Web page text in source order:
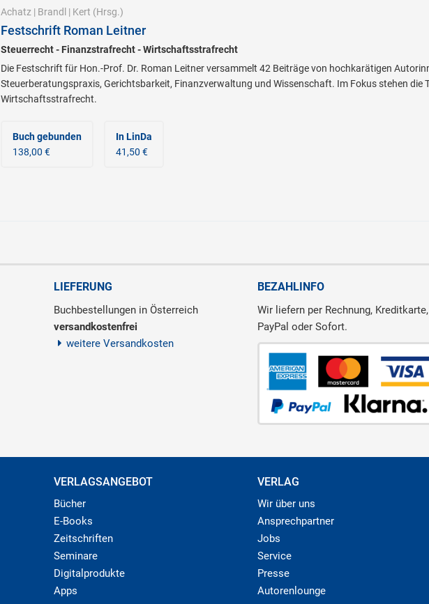
Achatz| Brandl | Kert (Hrsg.)
Festschrift Roman Leitner
Steuerrecht - Finanzstrafrecht - Wirtschaftsstrafrecht
Die Festschrift für Hon.-Prof. Dr. Roman Leitner versammelt 42 Beiträge von hochkarätigen
Steuerberatungspraxis, Gerichtsbarkeit, Finanzverwaltung und Wissenschaft. Im Fokus stehen die
Wirtschaftsstrafrecht.
Buch gebunden
138,00 €
In LinDa
41,50 €
LIEFERUNG
Buchbestellungen in Österreich
versandkostenfrei
weitere Versandkosten
BEZAHLINFO
Wir liefern per Rechnung, Kreditkarte,
PayPal oder Sofort.
VERLAGSANGEBOT
Bücher
E-Books
Zeitschriften
Seminare
Digitalprodukte
Apps
VERLAG
Wir über uns
Ansprechpartner
Jobs
Service
Presse
Autorenlounge